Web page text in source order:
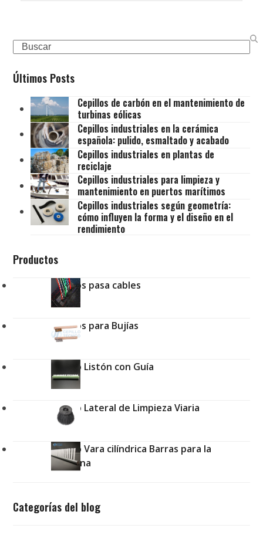
Search
Últimos Posts
Cepillos de carbón en el mantenimiento de
turbinas eólicas
Cepillos industriales en la cerámica
española: pulido, esmaltado y acabado
Cepillos industriales en plantas de
reciclaje
Cepillos industriales para limpieza y
mantenimiento en puertos marítimos
Cepillos industriales según geometría:
cómo influyen la forma y el diseño en el
rendimiento
Productos
Cepillos pasa cables
Cepillos para Bujías
Cepillo Listón con Guía
Cepillo Lateral de Limpieza Viaria
Cepillo Vara cilíndrica Barras para la
aceituna
Categorías del blog